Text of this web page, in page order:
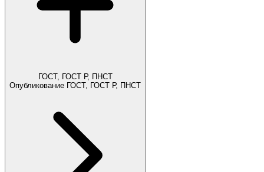
ГОСТ, ГОСТ Р, ПНСТ
Опубликование ГОСТ, ГОСТ Р, ПНСТ